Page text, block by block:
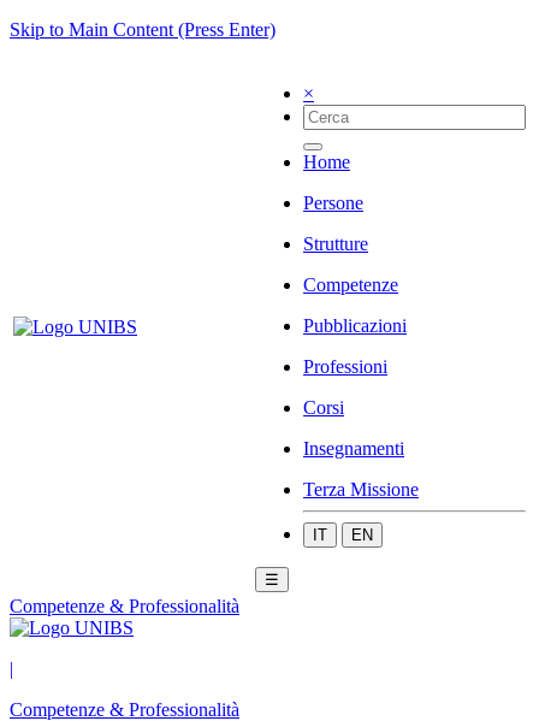
Skip to Main Content (Press Enter)
×
Home
Persone
Strutture
Competenze
Pubblicazioni
Professioni
Corsi
Insegnamenti
Terza Missione
IT EN
☰
Competenze & Professionalità
|
Competenze & Professionalità